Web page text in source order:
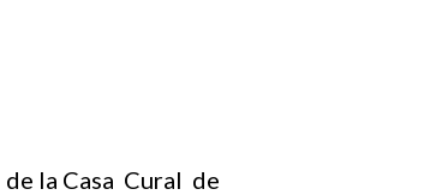
la Casa Cural de